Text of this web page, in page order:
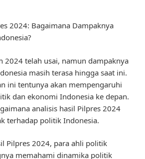
2024: Bagaimana Dampaknya
2024 telah usai, namun dampaknya
masih terasa hingga saat ini.
ini tentunya akan mempengaruhi
dan ekonomi Indonesia ke depan.
analisis hasil Pilpres 2024
terhadap politik Indonesia.
Pilpres 2024, para ahli politik
memahami dinamika politik